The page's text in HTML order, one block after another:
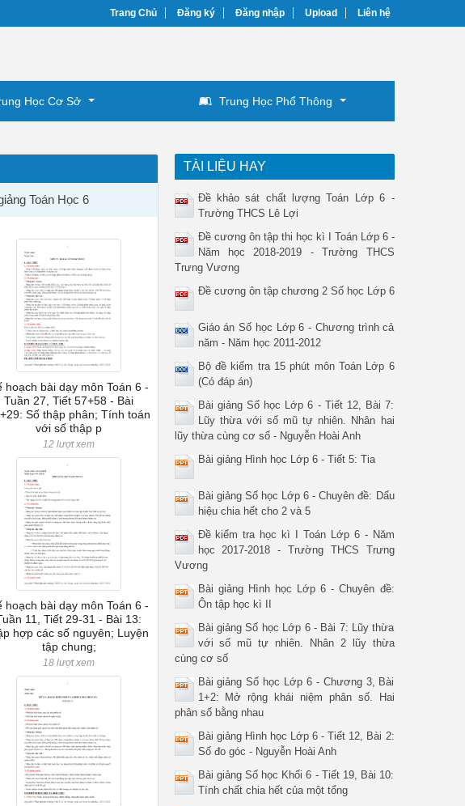
Trang Chủ Đăng ký Đăng nhập Upload Liên hệ
Học Cơ Sở Trung Học Phổ Thông
Toán Học 6
hoạch bài dạy môn Toán 6 -
Tuần 27, Tiết 57+58 - Bài
Số thập phân; Tính toán
với số thập p
12 lượt xem
hoạch bài dạy môn Toán 6 -
11, Tiết 29-31 - Bài 13:
hợp các số nguyên; Luyện
tập chung;
18 lượt xem
TÀI LIỆU HAY
Đề khảo sát chất lượng Toán Lớp 6 -
Trường THCS Lê Lợi
Đề cương ôn tập thi học kì I Toán Lớp 6 -
Năm học 2018-2019 - Trường THCS
Trưng Vương
Đề cương ôn tập chương 2 Số học Lớp 6
Giáo án Số học Lớp 6 - Chương trình cả
năm - Năm học 2011-2012
Bộ đề kiểm tra 15 phút môn Toán Lớp 6
(Có đáp án)
Bài giảng Số học Lớp 6 - Tiết 12, Bài 7:
Lũy thừa với số mũ tự nhiên. Nhân hai
lũy thừa cùng cơ số - Nguyễn Hoài Anh
Bài giảng Hình học Lớp 6 - Tiết 5: Tia
Bài giảng Số học Lớp 6 - Chuyên đề: Dấu
hiệu chia hết cho 2 và 5
Đề kiểm tra học kì I Toán Lớp 6 - Năm
học 2017-2018 - Trường THCS Trưng
Vương
Bài giảng Hình học Lớp 6 - Chuyên đề:
Ôn tập học kì II
Bài giảng Số học Lớp 6 - Bài 7: Lũy thừa
với số mũ tự nhiên. Nhân 2 lũy thừa
cùng cơ số
Bài giảng Số học Lớp 6 - Chương 3, Bài
1+2: Mở rộng khái niệm phân số. Hai
phân số bằng nhau
Bài giảng Hình học Lớp 6 - Tiết 12, Bài 2:
Số đo góc - Nguyễn Hoài Anh
Bài giảng Số học Khối 6 - Tiết 19, Bài 10:
Tính chất chia hết của một tổng